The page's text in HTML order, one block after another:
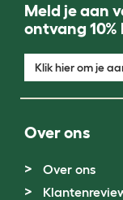
Meld je aan
ontvang
Klik hier om je
Over ons
Over ons